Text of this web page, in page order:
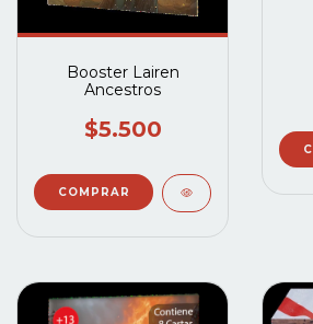
Booster Lairen
Ancestros
$5.500